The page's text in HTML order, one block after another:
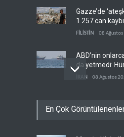
Gazze’de
1.257 can kaybı
FİLİSTİN 08
ABD’nin
da yetmedi:
gemi vuruldu
İRAN 08 Ağustos
'Arap projesi'
En Çok